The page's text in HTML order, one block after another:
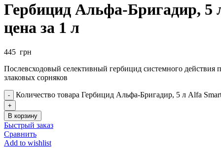
Гербицид Альфа-Бригадир, 5
цена за 1 л
445 грн
Послевсходовый селективный гербицид системного действия
злаковых сорняков
Количество товара Гербицид Альфа-Бригадир, 5 л Alfa
В корзину
Быстрый заказ
Сравнить
Add to wishlist